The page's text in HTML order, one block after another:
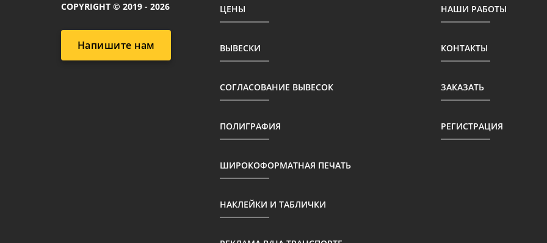
COPYRIGHT © 2019 - 2026
Напишите нам
ЦЕНЫ
ВЫВЕСКИ
СОГЛАСОВАНИЕ ВЫВЕСОК
ПОЛИГРАФИЯ
ШИРОКОФОРМАТНАЯ ПЕЧАТЬ
НАКЛЕЙКИ И ТАБЛИЧКИ
НАШИ РАБОТЫ
КОНТАКТЫ
ЗАКАЗАТЬ
РЕГИСТРАЦИЯ